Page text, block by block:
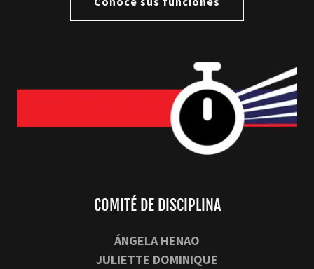
COMITÉ DE DISCIPLINA
ÁNGELA HENAO
JULIETTE DOMINIQUE